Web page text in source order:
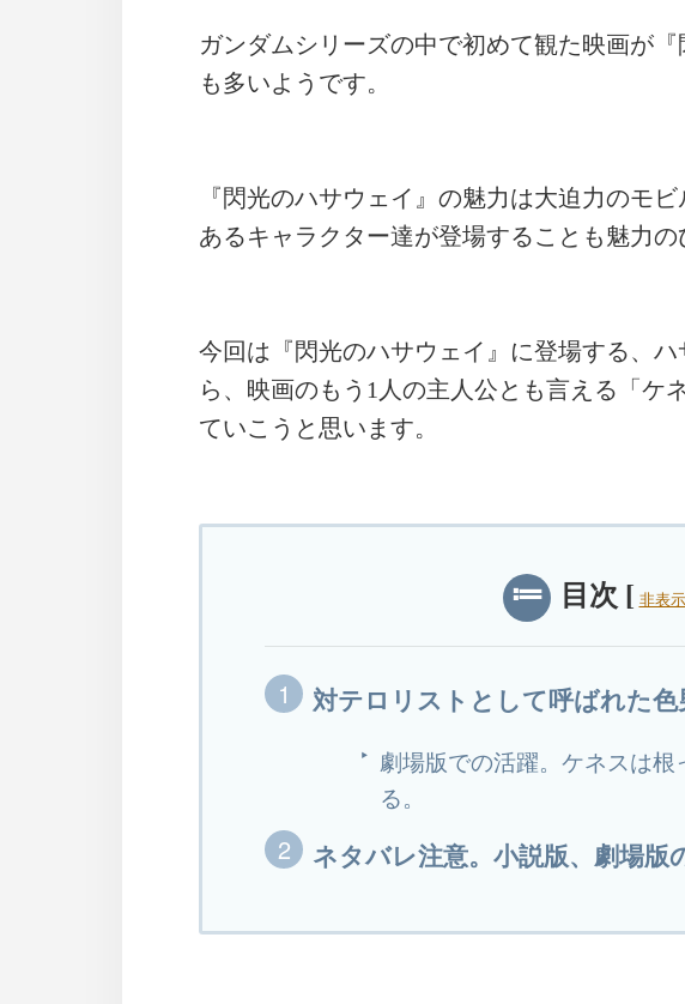
ガンダムシリーズの中で初めて観た映画が
も多いようです。
『閃光のハサウェイ』の魅力は大迫力のモ
あるキャラクター達が登場することも魅力の
今回は『閃光のハサウェイ』に登場する、
ら、映画のもう1人の主人公とも言える「ケ
ていこうと思います。
目次 [ 非表示
対テロリストとして呼ばれた色
劇場版での活躍。ケネスは
る。
ネタバレ注意。小説版、劇場版